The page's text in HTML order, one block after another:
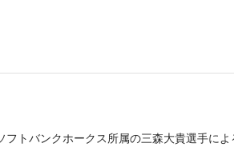
トバンクホークス所属の三森大貴選手に